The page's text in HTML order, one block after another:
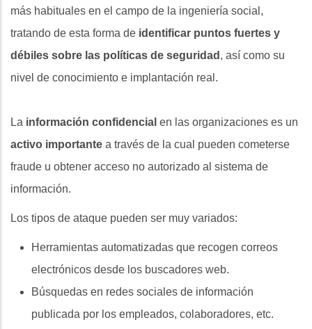
más habituales en el campo de la ingeniería social,
tratando de esta forma de identificar puntos fuertes y
débiles sobre las políticas de seguridad , así como su
nivel de conocimiento e implantación real.
La información confidencial en las organizaciones es un
activo importante a través de la cual pueden cometerse
fraude u obtener acceso no autorizado al sistema de
información.
Los tipos de ataque pueden ser muy variados:
Herramientas automatizadas que recogen correos
electrónicos desde los buscadores web.
Búsquedas en redes sociales de información
publicada por los empleados, colaboradores, etc.